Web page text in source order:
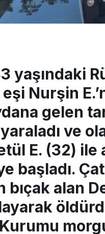
yaşındaki
Nurşin
gelen
ve
E. (32) ile
başladı.
alan